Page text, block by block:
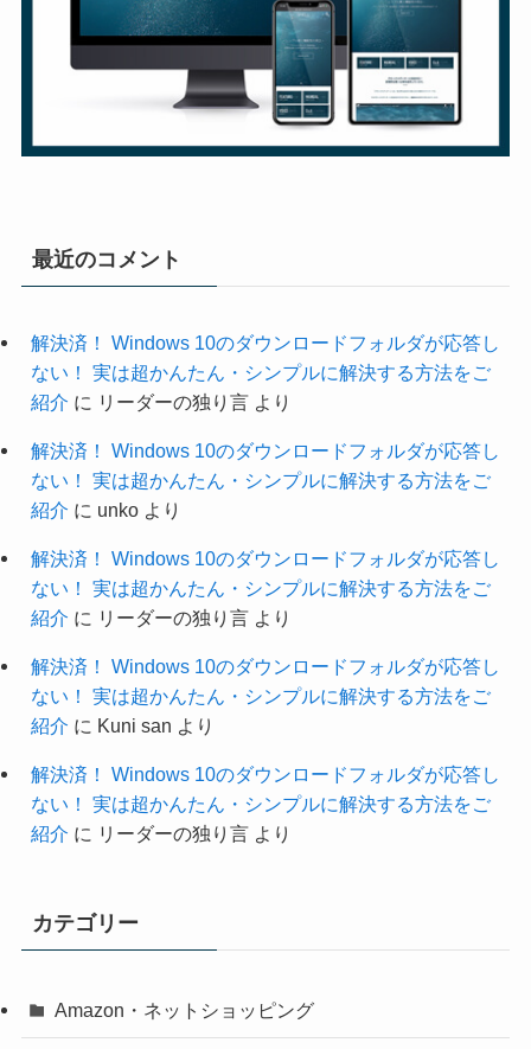
最近のコメント
解決済！ Windows 10のダウンロードフォルダが応答し
ない！ 実は超かんたん・シンプルに解決する方法をご
紹介 に リーダーの独り言より
解決済！ Windows 10のダウンロードフォルダが応答し
ない！ 実は超かんたん・シンプルに解決する方法をご
紹介 に unkoより
解決済！ Windows 10のダウンロードフォルダが応答し
ない！ 実は超かんたん・シンプルに解決する方法をご
紹介 に リーダーの独り言より
解決済！ Windows 10のダウンロードフォルダが応答し
ない！ 実は超かんたん・シンプルに解決する方法をご
紹介 に Kuni san より
解決済！ Windows 10のダウンロードフォルダが応答し
ない！ 実は超かんたん・シンプルに解決する方法をご
紹介 に リーダーの独り言より
カテゴリー
Amazon・ネットショッピング